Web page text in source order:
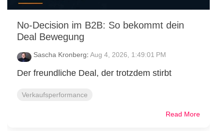
No-Decision im B2B: So bekommt dein
Deal Bewegung
Sascha Kronberg: Aug 4, 2026, 1:49:01 PM
Der freundliche Deal, der trotzdem stirbt
Verkaufsperformance
Read More